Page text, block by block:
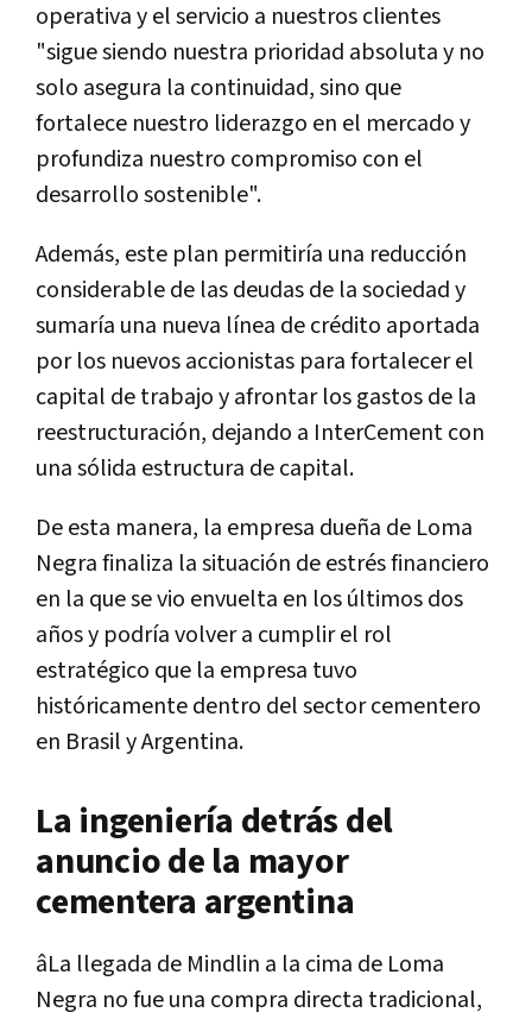
operativa y el servicio a nuestros clientes
"sigue siendo nuestra prioridad absoluta y no
solo asegura la continuidad, sino que
fortalece nuestro liderazgo en el mercado y
profundiza nuestro compromiso con el
desarrollo sostenible".
Además, este plan permitiría una reducción
considerable de las deudas de la sociedad y
sumaría una nueva línea de crédito aportada
por los nuevos accionistas para fortalecer el
capital de trabajo y afrontar los gastos de la
reestructuración, dejando a InterCement con
una sólida estructura de capital.
De esta manera, la empresa dueña de Loma
Negra finaliza la situación de estrés financiero
en la que se vio envuelta en los últimos dos
años y podría volver a cumplir el rol
estratégico que la empresa tuvo
históricamente dentro del sector cementero
en Brasil y Argentina.
La ingeniería detrás del
anuncio de la mayor
cementera argentina
âLa llegada de Mindlin a la cima de Loma
Negra no fue una compra directa tradicional,